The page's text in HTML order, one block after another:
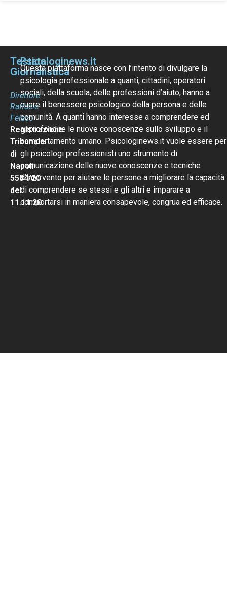
Testata
Giornalistica
Direttore
Raffaele
Felaco
Registrazione
Tribunale
di
Napoli
5584/20
del
11.11.20
Psicologinews.it
Questa piattaforma nasce con l’intento di divulgare la
psicologia professionale a quanti, cittadini, operatori
sociali, della scuola, delle professioni d’aiuto, hanno a
cuore il benessere psicologico della persona e delle
comunità. A quanti hanno interesse a comprendere ed
approfondire le nuove conoscenze sullo sviluppo e il
comportamento umano. Psicologinews.it vuole essere per
gli psicologi professionisti uno strumento di
comunicazione delle nuove conoscenze e tecniche
d’intervento per aiutare le persone a migliorare la capacità
di comprendere se stessi e gli altri e imparare a
comportarsi in maniera consapevole, congrua ed efficace.